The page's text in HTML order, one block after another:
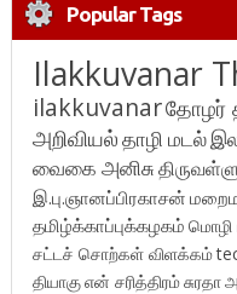
Popular Tags
Ilakkuvanar
ilakkuvanarதோழர்
அறிவியல்தாழி மடல்
வைகை அனிசு
இ.பு.ஞானப்பிரகாசன்
தமிழ்க்காப்புக்கழகம்
சட்டச் சொற்கள் விளக்கம்
தியாகுஎன் சரித்திரம்சுரதா